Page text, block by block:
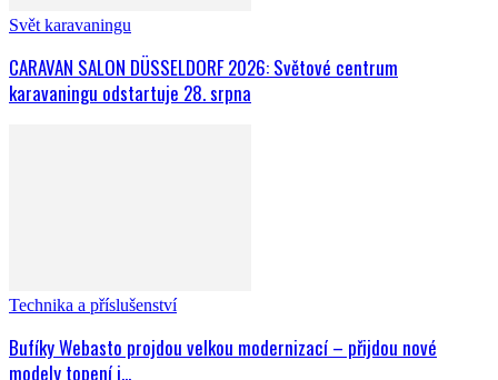
Svět karavaningu
CARAVAN SALON DÜSSELDORF 2026: Světové centrum
karavaningu odstartuje 28. srpna
Technika a příslušenství
Bufíky Webasto projdou velkou modernizací – přijdou nové
modely topení i...